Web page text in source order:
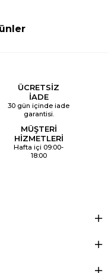
ÜCRETSİZ
İADE
30 gün içinde iade
garantisi.
MÜŞTERİ
HİZMETLERİ
Hafta içi 09:00-
18:00